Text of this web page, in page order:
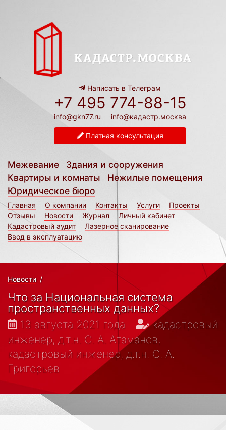
Написать в Телеграм
+7 495 774-88-15
info@gkn77.ru info@кадастр.москва
Платная консультация
Межевание
Здания и сооружения
Квартиры и комнаты
Нежилые помещения
Юридическое бюро
Главная О компании Контакты Услуги
Проекты
Отзывы
Новости Журнал
Личный кабинет
Кадастровый аудит
Лазерное сканирование
Ввод в эксплуатацию
Новости /
Что за Национальная система
пространственных данных?
13 августа 2021 года
кадастровый
инженер, д.т.н. С. А. Атаманов,
кадастровый инженер, д.т.н. С. А.
Григорьев